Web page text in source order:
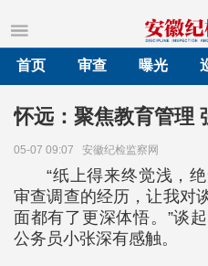
首页
审查 曝光
怀远：聚焦教育管理
05-07 09:07 安徽纪检监察网
“纸上得来终觉浅，
审查调查的经历，让我对
面都有了更深体悟。”谈
公务员小张深有感触。